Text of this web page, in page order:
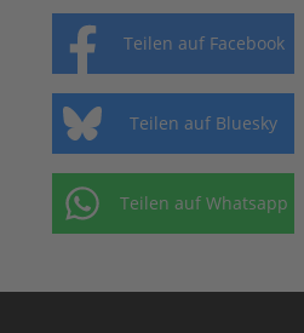
Teilen auf Facebook
Teilen auf Bluesky
Teilen auf Whatsapp